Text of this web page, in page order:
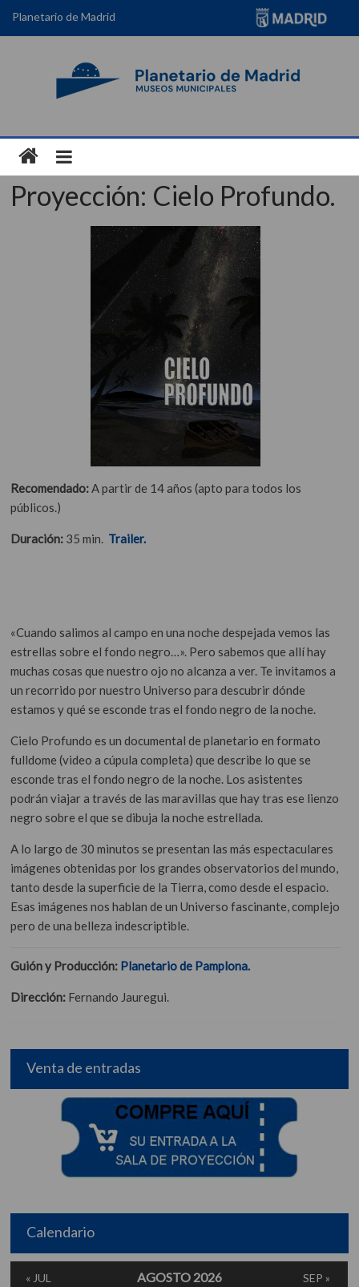
Planetario de Madrid
Proyección: Cielo Profundo.
Recomendado:A partir de 14 años (apto para todos los
públicos.)
Duración: 35 min. Trailer.
«Cuando salimos al campo en una noche despejada vemos las
estrellas sobre el fondo negro…». Pero sabemos que allí hay
muchas cosas que nuestro ojo no alcanza a ver. Te invitamos a
un recorrido por nuestro Universo para descubrir dónde
estamos y qué se esconde tras el fondo negro de la noche.
Cielo Profundo es un documental de planetario en formato
fulldome (video a cúpula completa) que describe lo que se
esconde tras el fondo negro de la noche. Los asistentes
podrán viajar a través de las maravillas que hay tras ese lienzo
negro sobre el que se dibuja la noche estrellada.
A lo largo de 30 minutos se presentan las más espectaculares
imágenes obtenidas por los grandes observatorios del mundo,
tanto desde la superficie de la Tierra, como desde el espacio.
Esas imágenes nos hablan de un Universo fascinante, complejo
pero de una belleza indescriptible.
Guión y Producción: Planetario de Pamplona.
Dirección: Fernando Jauregui.
Venta de entradas
Calendario
AGOSTO 2026
« JUL SEP »